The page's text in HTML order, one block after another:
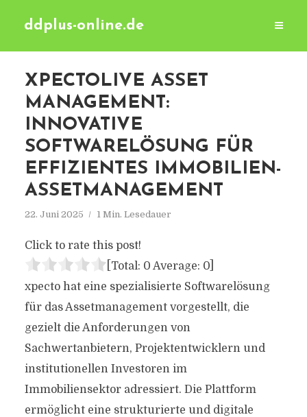
ddplus-online.de
XPECTOLIVE ASSET
MANAGEMENT:
INNOVATIVE
SOFTWARELÖSUNG FÜR
EFFIZIENTES IMMOBILIEN-
ASSETMANAGEMENT
22. Juni 2025 1 Min. Lesedauer
Click to rate this post!
[Total: 0 Average: 0]
xpecto hat eine spezialisierte Softwarelösung
für das Assetmanagement vorgestellt, die
gezielt die Anforderungen von
Sachwertanbietern, Projektentwicklern und
institutionellen Investoren im
Immobiliensektor adressiert. Die Plattform
ermöglicht eine strukturierte und digitale